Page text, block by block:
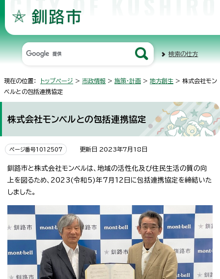
検索の仕方
現在の位置： トップページ > 市政情報 > 施策・計画 > 地方創生 > 株式会社モン
ベルとの包括連携協定
株式会社モンベルとの包括連携協定
ページ番号1012507 更新日 2023年7月18日
釧路市と株式会社モンベルは、地域の活性化及び住民生活の質の向
上を図るため、2023(令和5)年7月12日に包括連携協定を締結いた
しました。